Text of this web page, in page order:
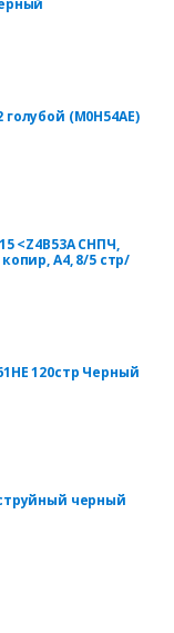
(M0H54AE)
<Z4B53A СНПЧ,
А4, 8/5 стр/
120стр Черный
черный